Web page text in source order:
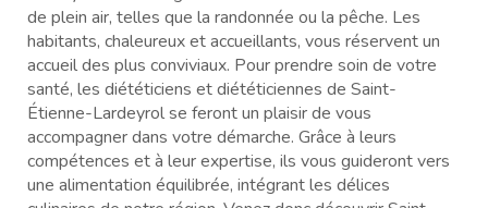
de plein air, telles que la randonnée ou la pêche. Les
habitants, chaleureux et accueillants, vous réservent un
accueil des plus conviviaux. Pour prendre soin de votre
santé, les diététiciens et diététiciennes de Saint-
Étienne-Lardeyrol se feront un plaisir de vous
accompagner dans votre démarche. Grâce à leurs
compétences et à leur expertise, ils vous guideront vers
une alimentation équilibrée, intégrant les délices